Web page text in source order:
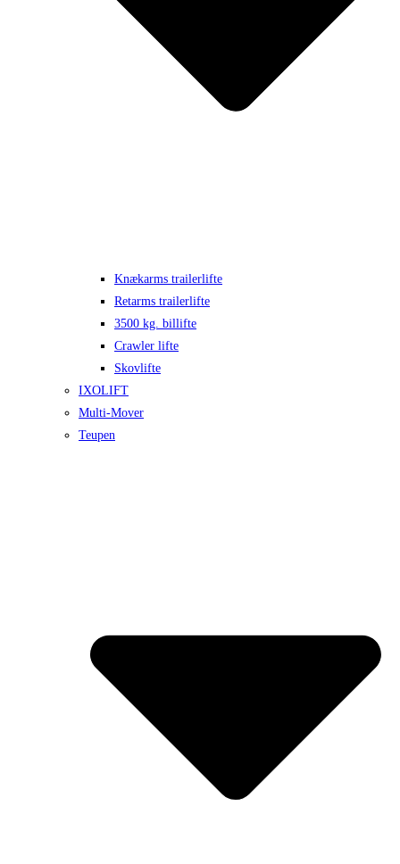
Knækarms trailerlifte
Retarms trailerlifte
3500 kg. billifte
Crawler lifte
Skovlifte
IXOLIFT
Multi-Mover
Teupen